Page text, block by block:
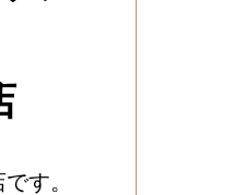
す。